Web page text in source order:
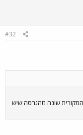
#32
הגרמנית המקורית שונה מהגרסה שיש